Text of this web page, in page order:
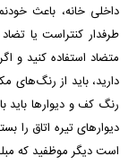
داخلی خانه، باعث
طرفدار کنتراست یا
متضاد استفاده کنید و
دارید، باید از رنگ‌های
رنگ کف و دیوارها باید
دیوارهای تیره اتاق را
است دیگر موظفید که